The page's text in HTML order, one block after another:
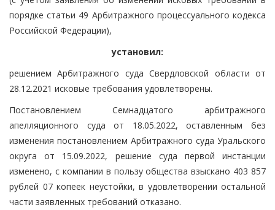
порядке статьи 49 Арбитражного процессуального кодекса
Российской Федерации),
установил:
решением Арбитражного суда Свердловской области от
28.12.2021 исковые требования удовлетворены.
Постановлением Семнадцатого арбитражного
апелляционного суда от 18.05.2022, оставленным без
изменения постановлением Арбитражного суда Уральского
округа от 15.09.2022, решение суда первой инстанции
изменено, с компании в пользу общества взыскано 403 857
рублей 07 копеек неустойки, в удовлетворении остальной
части заявленных требований отказано.